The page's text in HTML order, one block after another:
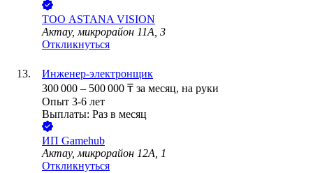
ТОО ASTANA VISION
Актау, микрорайон 11А, 3
Откликнуться
Инженер-электронщик
300 000 – 500 000 ₸ за месяц, на руки
Опыт 3-6 лет
Выплаты: Раз в месяц
ИП Gamehub
Актау, микрорайон 12А, 1
Откликнуться